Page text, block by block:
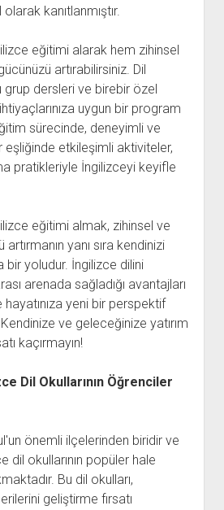
kanıtlanmıştır.
eğitimi alarak hem zihinsel
artırabilirsiniz. Dil
grup dersleri ve birebir özel
uygun bir program
sürecinde, deneyimli ve
etkileşimli aktiviteler,
pratikleriyle İngilizceyi keyifle
eğitimi almak, zihinsel ve
yanı sıra kendinizi
bir yoludur. İngilizce dilini
arenada sağladığı avantajları
yeni bir perspektif
ve geleceğinize yatırım
kaçırmayın!
Dil Okullarının Öğrenciler
önemli ilçelerinden biridir ve
dil okullarının popüler hale
Bu dil okulları,
geliştirme fırsatı